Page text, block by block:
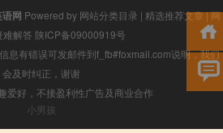
网 Powered by 网站分类目录 | 精选推荐文章|网
难解答 陕ICP备09000919号
息有错误可发邮件到f_fb#foxmail.com说明，我们
会及时纠正，谢谢
爱好，不接盈利性广告及商业合作
小男孩